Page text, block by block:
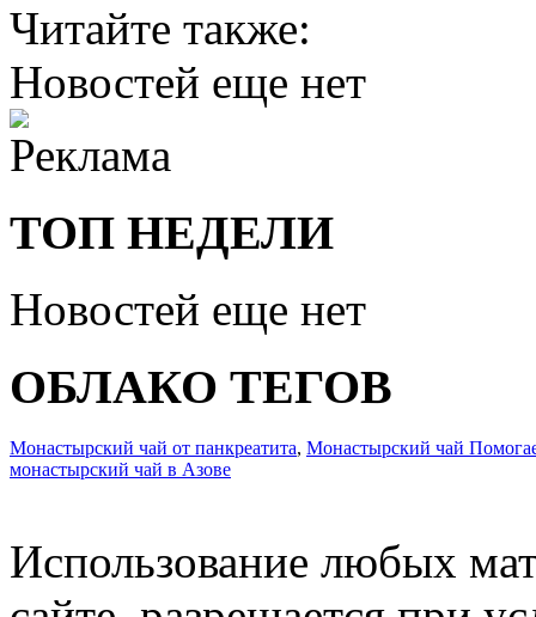
Читайте также:
Новостей еще нет
ТОП НЕДЕЛИ
Новостей еще нет
ОБЛАКО ТЕГОВ
Монастырский чай от панкреатита, Монастырский чай
монастырский чай в Азове
Использование любых